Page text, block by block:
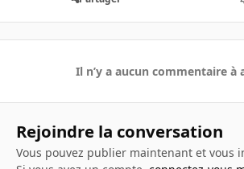
Il n’y a aucun commentaire à
Rejoindre la conversation
Vous pouvez publier maintenant et vous